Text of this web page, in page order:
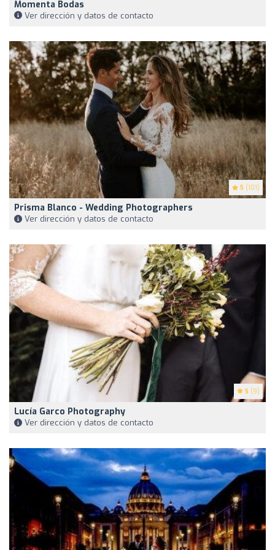
Momenta Bodas
Ver dirección y datos de contacto
5 (101)
Prisma Blanco - Wedding Photographers
Ver dirección y datos de contacto
5 (9)
Lucía Garco Photography
Ver dirección y datos de contacto